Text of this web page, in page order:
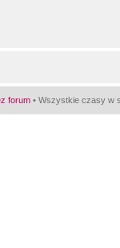
forum • Wszystkie czasy w